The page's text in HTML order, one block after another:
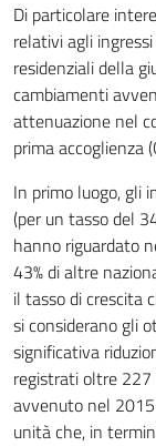
Di particolare
relativi agli
residenziali della
cambiamenti
attenuazione nel
prima accoglienza
In primo luogo, gli
(per un tasso del
hanno riguardato
43% di altre
il tasso di crescita
si considerano gli
significativa
registrati oltre
avvenuto nel
unità che, in